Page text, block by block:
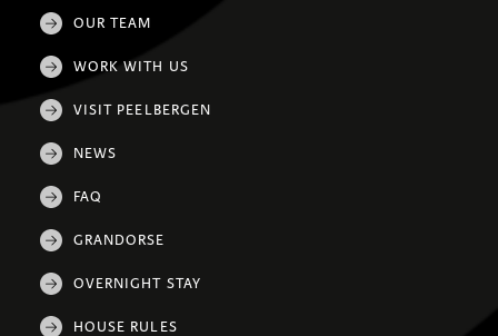
OUR TEAM
WORK WITH US
VISIT PEELBERGEN
NEWS
FAQ
GRANDORSE
OVERNIGHT STAY
HOUSE RULES